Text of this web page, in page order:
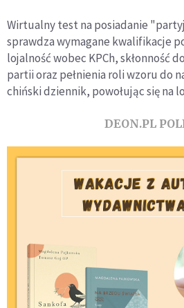
Wirtualny test na posiadanie
sprawdza wymagane kwalifikacje
lojalność wobec KPCh, skłonność
partii oraz pełnienia roli wzoru do
chiński dziennik, powołując się na
DEON.PL